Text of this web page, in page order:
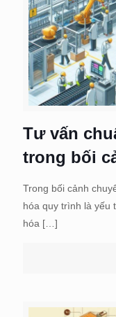
Tư vấn
trong bối
Trong bối cảnh
hóa quy trình là yếu
hóa […]